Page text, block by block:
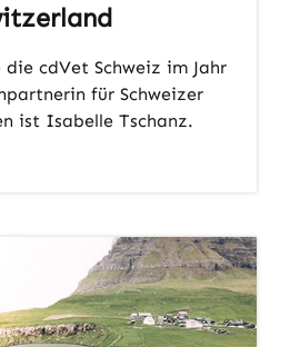
cdVet Schweiz im Jahr
für Schweizer
ist Isabelle Tschanz.